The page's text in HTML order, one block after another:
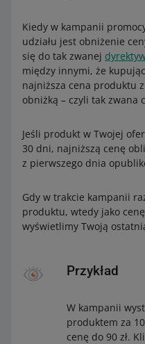
Kiedy w kampanii
udziału jest obniżenie
się do tak zwanej
między innymi, że
najniższa cena produktu
obniżką – czyli tak zwana
Jeśli produkt w Twojej
30 dni, najniższą cenę
z pierwszego dnia
Gdy w trakcie kampanii
produktu, wtedy jako
wyświetlimy Twoją
Przykład
W kampanii
produktem za
cenę do 90 zł.